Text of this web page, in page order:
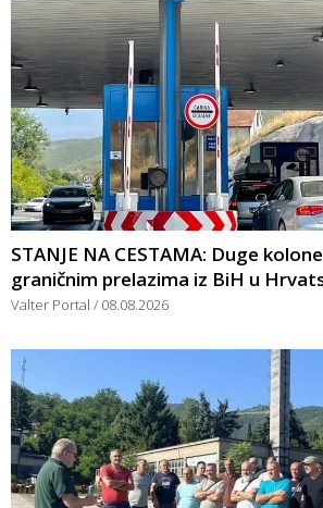
STANJE NA CESTAMA: Duge
graničnim prelazima iz BiH u
Valter Portal 08.08.2026